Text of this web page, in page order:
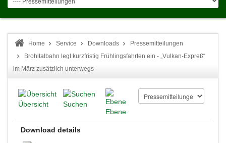
Home Service Downloads
Pressemitteilungen
Brohltalbahn legt kurzfristig Frühlingsfahrten ein - „Vulkan-Expreß“
im März zusätzlich unterwegs
Übersicht
Suchen
Ebene
Download details